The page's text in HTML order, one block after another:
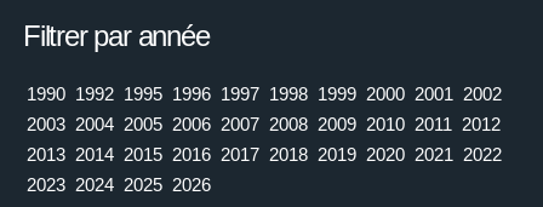
Filtrer par année
1990 1992 1995 1996 1997 1998 1999 2000 2001 2002
2003 2004 2005 2006 2007 2008 2009 2010 2011 2012
2013 2014 2015 2016 2017 2018 2019 2020 2021 2022
2023 2024 2025 2026